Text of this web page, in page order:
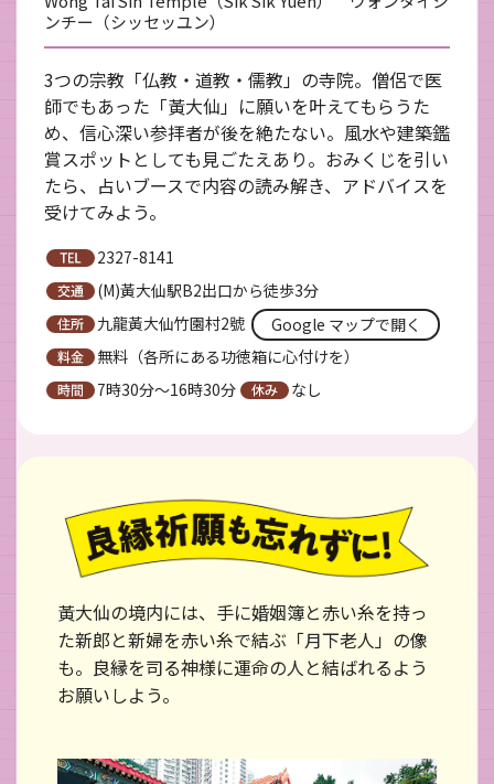
ンチー（シッセッユン）
3つの宗教「仏教・道教・儒教」の寺院。僧侶で医
師でもあった「黃大仙」に願いを叶えてもらうた
め、信心深い参拝者が後を絶たない。風水や建築鑑
賞スポットとしても見ごたえあり。おみくじを引い
たら、占いブースで内容の読み解き、アドバイスを
受けてみよう。
2327-8141
(M)黃大仙駅B2出口から徒歩3分
九龍黃大仙竹園村2號
Google マップで開く
無料（各所にある功徳箱に心付けを）
7時30分～16時30分
なし
黃大仙の境内には、手に婚姻簿と赤い糸を持っ
た新郎と新婦を赤い糸で結ぶ「月下老人」の像
も。良縁を司る神様に運命の人と結ばれるよう
お願いしよう。